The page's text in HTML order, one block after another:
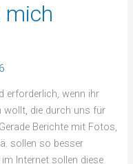
mich
erforderlich, wenn ihr
wollt, die durch uns für
Berichte mit Fotos,
sollen so besser
Internet sollen diese